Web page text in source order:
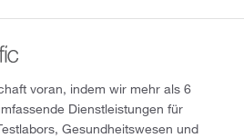
voran, indem wir mehr als 6
Dienstleistungen für
Gesundheitswesen und